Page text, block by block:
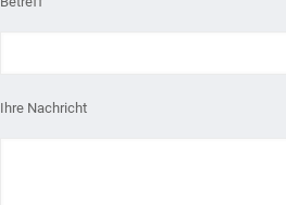
Ihre Nachricht